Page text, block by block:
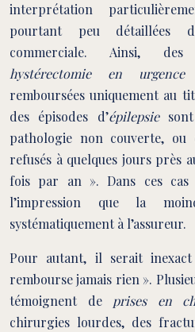
interprétation
pourtant peu détaillées
commerciale. Ainsi,
hystérectomie en urgence
remboursées uniquement au
des épisodes d’épilepsiesont
pathologie non couverte, ou
refusés à quelques jours près
fois par an ». Dans ces
l’impression que la
systématiquement à l’assureur.
Pour autant, il serait inexact
rembourse jamais rien ».
témoignent de prises en
chirurgies lourdes, des